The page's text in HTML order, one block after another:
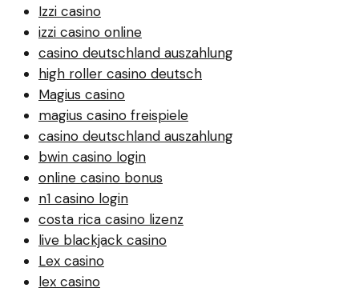
Izzi casino
izzi casino online
casino deutschland auszahlung
high roller casino deutsch
Magius casino
magius casino freispiele
casino deutschland auszahlung
bwin casino login
online casino bonus
n1 casino login
costa rica casino lizenz
live blackjack casino
Lex casino
lex casino